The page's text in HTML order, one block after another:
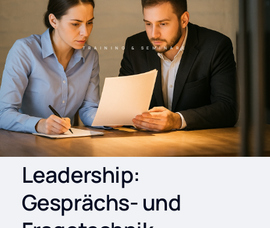
TRAINING & SEMINARE
Leadership:
Gesprächs- und